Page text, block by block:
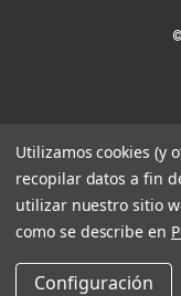
Utilizamos cookies (y
recopilar datos a fin
utilizar nuestro sitio
como se describe en
Configuración